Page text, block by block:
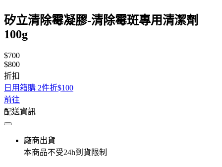
矽立清除霉凝膠-清除霉斑專用清潔劑
100g
$700
$800
折扣
日用箱購 2件折$100
前往
配送資訊
廠商出貨
本商品不受24h到貨限制